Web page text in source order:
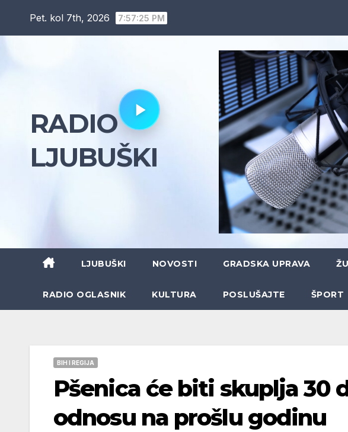
Pet. kol 7th, 2026 7:57:26 PM
RADIO
LJUBUŠKI
LJUBUŠKI NOVOSTI GRADSKA UPRAVA
RADIO OGLASNIK KULTURA POSLUŠAJTE ŠPORT
BIH I REGIJA
Pšenica će biti skuplja 30
odnosu na prošlu godinu